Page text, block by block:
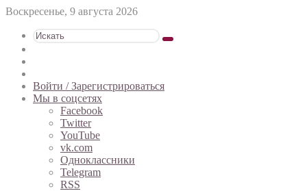
Воскресенье, 9 августа 2026
Искать
статья
Войти / Зарегистрироваться
Мы в соцсетях
Facebook
Twitter
YouTube
vk.com
Одноклассники
Telegram
RSS